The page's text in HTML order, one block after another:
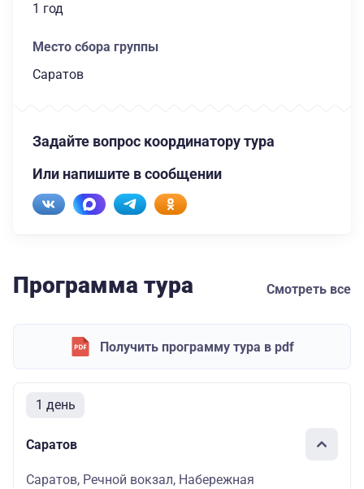
1 год
Место сбора группы
Саратов
Задайте вопрос координатору тура
Или напишите в сообщении
Программа тура Смотреть все
Получить программу тура в pdf
1 день
Саратов
Саратов, Речной вокзал, Набережная